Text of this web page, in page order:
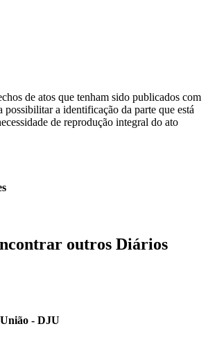
de atos que tenham sido publicados com
possibilitar a identificação da parte que está
de reprodução integral do ato
outros Diários
- DJU